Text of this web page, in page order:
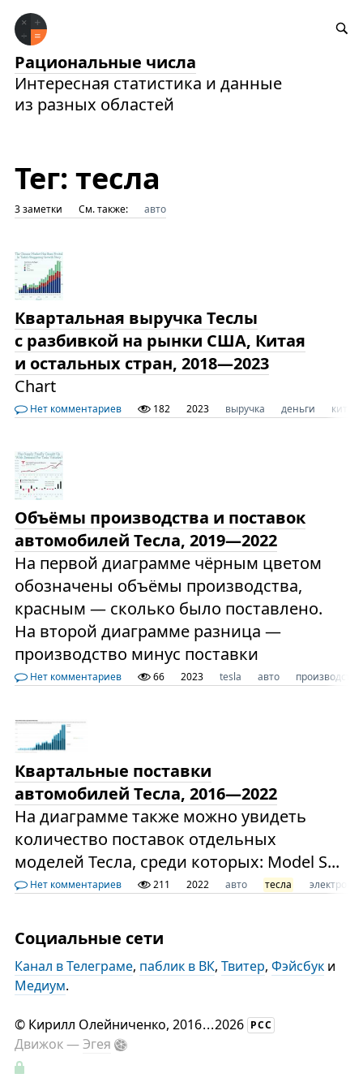
Рациональные числа
Интересная статистика и данные
из разных областей
Тег: тесла
3 заметки См. также: авто
Квартальная выручка Теслы
с разбивкой на рынки США, Китая
и остальных стран, 2018—2023
Chart
Нет комментариев 182 2023 выручка деньги китай
Объёмы производства и поставок
автомобилей Тесла, 2019—2022
На первой диаграмме чёрным цветом
обозначены объёмы производства,
красным — сколько было поставлено.
На второй диаграмме разница —
производство минус поставки
Нет комментариев 66 2023 tesla авто производство
Квартальные поставки
автомобилей Тесла, 2016—2022
На диаграмме также можно увидеть
количество поставок отдельных
моделей Тесла, среди которых: Model S...
Нет комментариев 211 2022 авто тесла
Социальные сети
Канал в Телеграме, паблик в ВК, Твитер, Фэйсбуки
Медиум.
© Кирилл Олейниченко, 2016...2026 РСС
Движок —Эгея